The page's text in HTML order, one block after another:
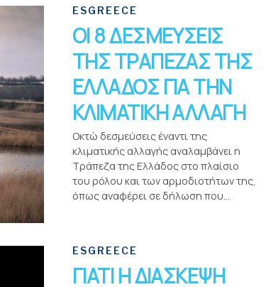
ESGREECE
ΟΙ 8 ΔΕΣΜΕΥΣΕΙΣ
ΤΗΣ ΤΡΑΠΕΖΑΣ ΤΗΣ
ΕΛΛΑΔΟΣ ΓΙΑ ΤΗΝ
ΚΛΙΜΑΤΙΚΗ ΑΛΛΑΓΗ
Οκτώ δεσμεύσεις έναντι της
κλιματικής αλλαγής αναλαμβάνει η
Τράπεζα της Ελλάδος στο πλαίσιο
του ρόλου και των αρμοδιοτήτων της,
όπως αναφέρει σε δήλωση που...
ESGREECE
ΓΙΑΤΙ Η ΔΙΑΣΚΕΨΗ